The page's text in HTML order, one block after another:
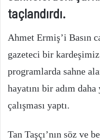
taçlandırdı.
Ahmet Ermiş’i Basın
gazeteci bir
programlarda sahne
hayatını bir adım
çalışması yaptı.
Tan Taşçı’nın söz ve